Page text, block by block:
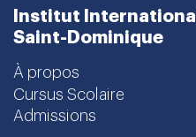
Institut International
Saint-Dominique
À propos
Cursus Scolaire
Admissions